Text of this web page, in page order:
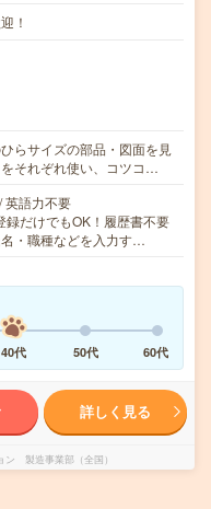
！
らサイズの部品・図面を見
それぞれ使い、コツコ…
英語力不要
だけでもOK！履歴書不要
・職種などを入力す…
40代 50代 60代
詳しく見る
ン 製造事業部（全国）